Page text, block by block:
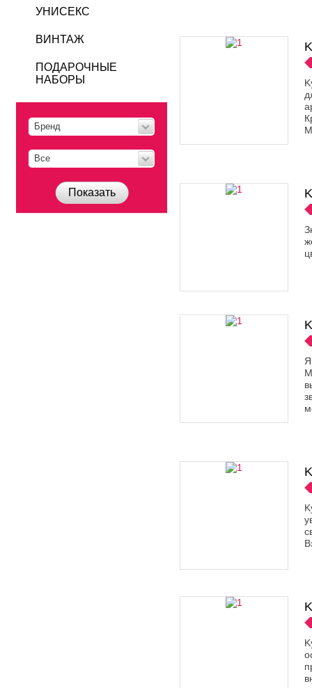
УНИСЕКС
ВИНТАЖ
ПОДАРОЧНЫЕ
НАБОРЫ
Бренд
Все
Показать